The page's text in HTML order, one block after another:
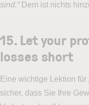
sind.“ Dem ist nichts
15. Let your
losses short
Eine wichtige Lektion
sicher, dass Sie Ihre